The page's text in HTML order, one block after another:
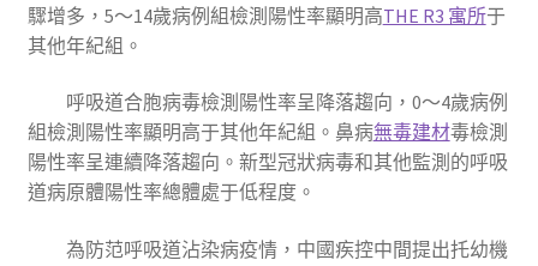
驟增多，5～14歲病例組檢測陽性率顯明高THE R3 寓所于
其他年紀組。
呼吸道合胞病毒檢測陽性率呈降落趨向，0～4歲病例
組檢測陽性率顯明高于其他年紀組。鼻病無毒建材毒檢測
陽性率呈連續降落趨向。新型冠狀病毒和其他監測的呼吸
道病原體陽性率總體處于低程度。
為防范呼吸道沾染病疫情，中國疾控中間提出托幼機